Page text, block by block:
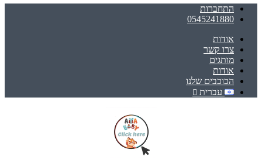
התחברות
0545241880
אודות
צרו קשר
מותגים
אודות
הכוכבים שלנו
עברית